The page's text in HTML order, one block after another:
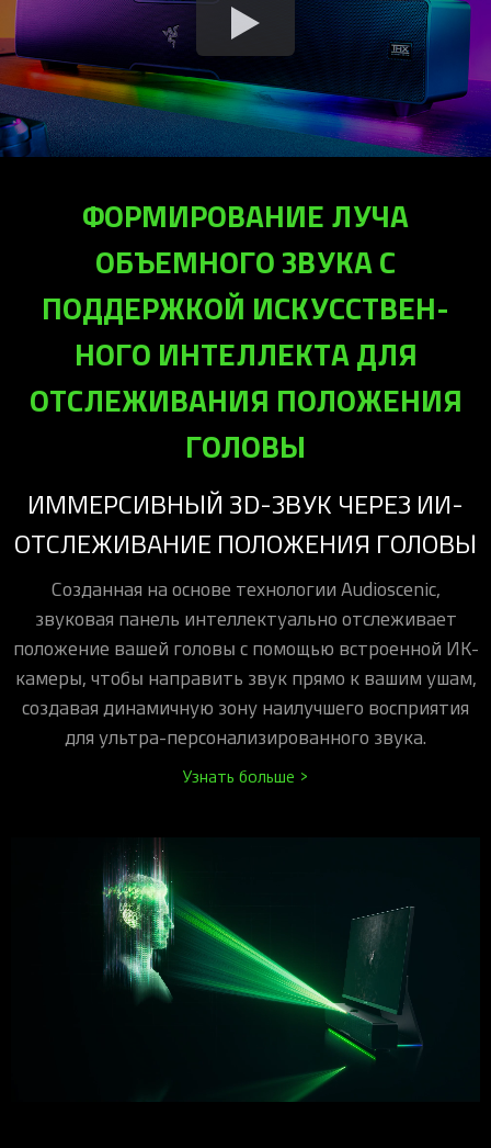
ФОРМИРОВА­НИЕ ЛУЧА
ОБЪЕМНОГО ЗВУКА С
ПОДДЕРЖКОЙ ИСКУССТВЕН­
НОГО ИНТЕЛЛЕКТА ДЛЯ
ОТСЛЕЖИВА­НИЯ ПОЛОЖЕНИЯ
ГОЛОВЫ
ИММЕРСИВНЫЙ 3D-ЗВУК ЧЕРЕЗ ИИ-
ОТСЛЕЖИВАНИЕ ПОЛОЖЕНИЯ ГОЛОВЫ
Созданная на основе технологии Audioscenic,
звуковая панель интеллектуально отслеживает
положение вашей головы с помощью встроенной ИК-
камеры, чтобы направить звук прямо к вашим ушам,
создавая динамичную зону наилучшего восприятия
для ультра-персонализированного звука.
Узнать больше >